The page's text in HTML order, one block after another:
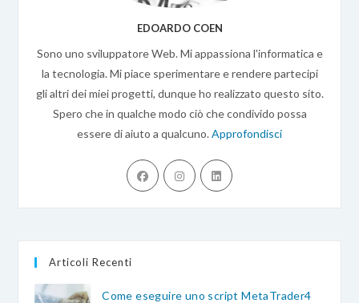
EDOARDO COEN
Sono uno sviluppatore Web. Mi appassiona l'informatica e
la tecnologia. Mi piace sperimentare e rendere partecipi
gli altri dei miei progetti, dunque ho realizzato questo sito.
Spero che in qualche modo ciò che condivido possa
essere di aiuto a qualcuno.Approfondisci
Opens
in
Opens
in
Opens
Articoli Recenti
Come eseguire uno script MetaTrader4